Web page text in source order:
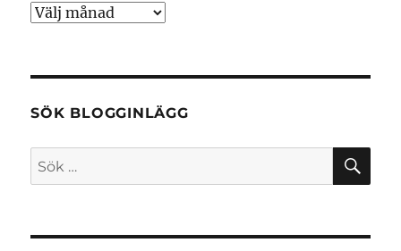
Arkiv
SÖK BLOGGINLÄGG
Sök
efter: